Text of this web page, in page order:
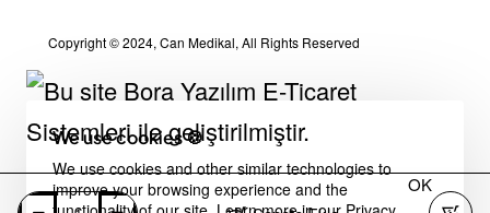
We use cookies 🍪
We use cookies and other similar technologies to
improve your browsing experience and the
OK
Copyright © 2024, Can Medikal, All Rights Reserved